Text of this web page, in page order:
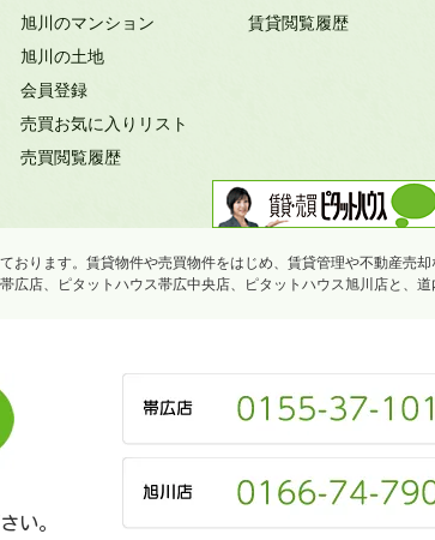
旭川のマンション
旭川の土地
会員登録
売買お気に入りリスト
売買閲覧履歴
賃貸閲覧履歴
おります。賃貸物件や売買物件をはじめ、賃貸管理や不動産売
広店、ピタットハウス帯広中央店、ピタットハウス旭川店と、
い。